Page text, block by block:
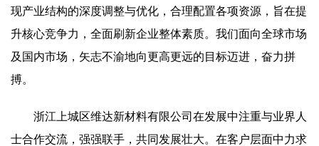
现产业结构的深度调整与优化，合理配置各项资源，旨在提
升核心竞争力，全面刷新企业整体素质。我们面向全球市场
及国内市场，矢志不渝地向更高更远的目标迈进，奋力拼
搏。
浙江上城区维达新材料有限公司在发展中注重与业界人
士合作交流，强强联手，共同发展壮大。在客户层面中力求